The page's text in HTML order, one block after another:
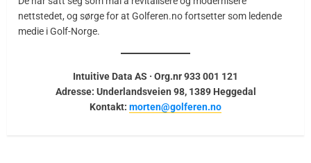
nettstedet, og sørge for at Golferen.no fortsetter som ledende
medie i Golf-Norge.
Intuitive Data AS · Org.nr 933 001 121
Adresse: Underlandsveien 98, 1389 Heggedal
Kontakt: morten@golferen.no